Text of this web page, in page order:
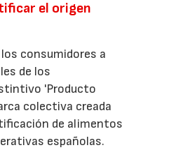
el origen
consumidores a
de los
'Producto
colectiva creada
de alimentos
españolas.